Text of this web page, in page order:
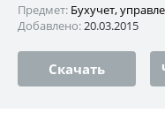
Предмет: Бухучет,
Добавлено:20.03.2015
Скачать